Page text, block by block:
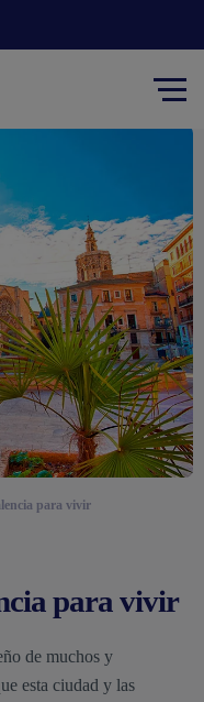
para vivir
para vivir
de muchos y
esta ciudad y las